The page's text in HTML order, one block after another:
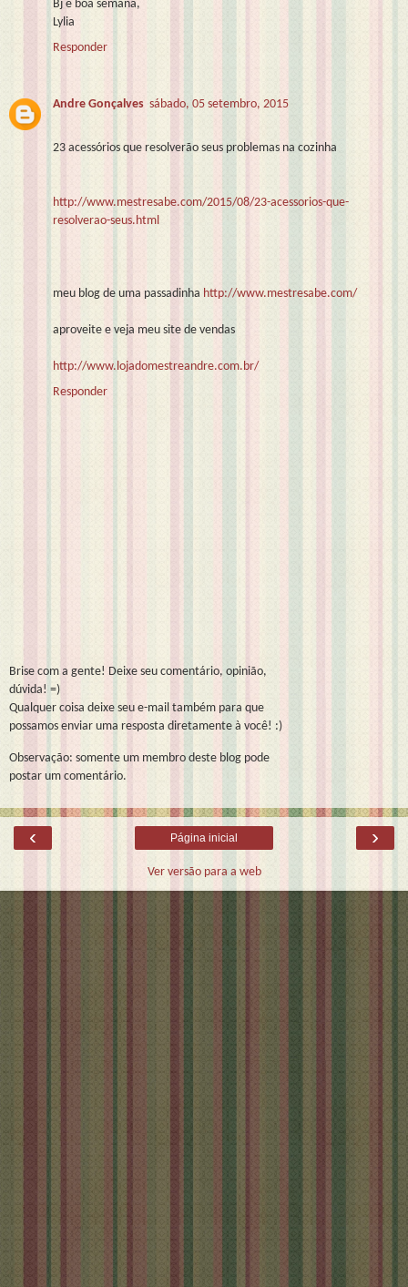
Bj e boa semana,
Lylia
Responder
Andre Gonçalves sábado, 05 setembro, 2015
23 acessórios que resolverão seus problemas na cozinha
http://www.mestresabe.com/2015/08/23-acessorios-que-
resolverao-seus.html
meu blog de uma passadinha http://www.mestresabe.com/
aproveite e veja meu site de vendas
http://www.lojadomestreandre.com.br/
Responder
Brise com a gente! Deixe seu comentário, opinião,
dúvida! =)
Qualquer coisa deixe seu e-mail também para que
possamos enviar uma resposta diretamente à você! :)
Observação: somente um membro deste blog pode
postar um comentário.
‹ ›
Página inicial
Ver versão para a web